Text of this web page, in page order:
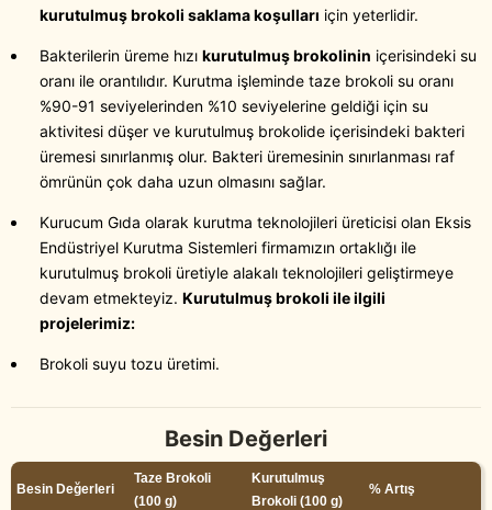
kurutulmuş brokoli saklama koşulları için yeterlidir.
Bakterilerin üreme hızı kurutulmuş brokolinin içerisindeki su
oranı ile orantılıdır. Kurutma işleminde taze brokoli su oranı
%90-91 seviyelerinden %10 seviyelerine geldiği için su
aktivitesi düşer ve kurutulmuş brokolide içerisindeki bakteri
üremesi sınırlanmış olur. Bakteri üremesinin sınırlanması raf
ömrünün çok daha uzun olmasını sağlar.
Kurucum Gıda olarak kurutma teknolojileri üreticisi olan Eksis
Endüstriyel Kurutma Sistemleri firmamızın ortaklığı ile
kurutulmuş brokoli üretiyle alakalı teknolojileri geliştirmeye
devam etmekteyiz. Kurutulmuş brokoli ile ilgili
projelerimiz:
Brokoli suyu tozu üretimi.
Besin Değerleri
Besin Değerleri
Taze Brokoli
(100 g)
Kurutulmuş
Brokoli (100 g)
% Artış